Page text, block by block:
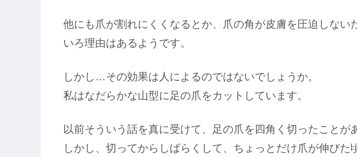
他にも爪が割れにくくなるとか、爪の角が皮膚を圧迫しない
いろ理由はあるようです。
しかし…その効果は人によるのではないでしょうか。
私はなだらかな山型に足の爪をカットしています。
以前そういう話を真に受けて、足の爪を四角く切ったことが
しかし、切ってからしばらくして、ちょっとだけ爪が伸びた